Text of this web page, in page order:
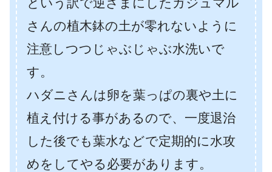
という訳で逆さまにしたガジュマル
さんの植木鉢の土が零れないように
注意しつつじゃぶじゃぶ水洗いで
す。
ハダニさんは卵を葉っぱの裏や土に
植え付ける事があるので、一度退治
した後でも葉水などで定期的に水攻
めをしてやる必要があります。